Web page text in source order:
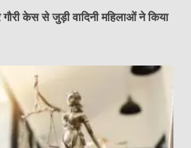
गौरी केस से जुड़ी वादिनी महिलाओं ने किया